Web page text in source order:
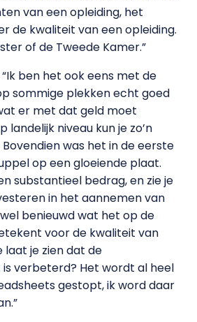
van een opleiding, het
de kwaliteit van een opleiding.
of de Tweede Kamer.”
ben het ook eens met de
sommige plekken echt goed
er met dat geld moet
landelijk niveau kun je zo’n
was het in de eerste
op een gloeiende plaat.
substantieel bedrag, en zie je
in het aannemen van
benieuwd wat het op de
voor de kwaliteit van
laat je zien dat de
verbeterd? Het wordt al heel
gestopt, ik word daar